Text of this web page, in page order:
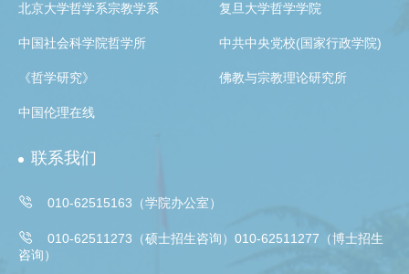
北京大学哲学系宗教学系 复旦大学哲学学院
中国社会科学院哲学所 中共中央党校(国家行政学院)
《哲学研究》 佛教与宗教理论研究所
中国伦理在线
联系我们
 010-62515163（学院办公室）

010-62511273（硕士招生咨询）010-62511277（博士招生
咨询）